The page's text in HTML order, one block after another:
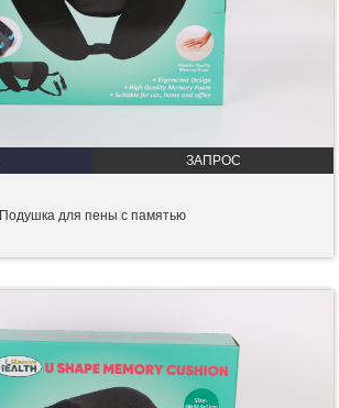
ЗАПРОС
Подушка для пены с памятью